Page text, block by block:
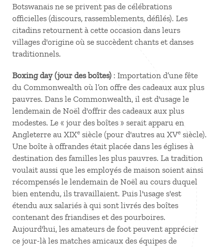
Botswanais ne se privent pas de célébrations
officielles (discours, rassemblements, défilés). Les
citadins retournent à cette occasion dans leurs
villages d'origine où se succèdent chants et danses
traditionnels.
Boxing day (jour des boîtes) : Importation d’une fête
du Commonwealth où l’on offre des cadeaux aux plus
pauvres. Dans le Commonwealth, il est d'usage le
lendemain de Noël d'offrir des cadeaux aux plus
modestes. Le « jour des boîtes » serait apparu en
Angleterre au XIXe siècle (pour d'autres au XVe siècle).
Une boîte à offrandes était placée dans les églises à
destination des familles les plus pauvres. La tradition
voulait aussi que les employés de maison soient ainsi
récompensés le lendemain de Noël au cours duquel
bien entendu, ils travaillaient. Puis l'usage s'est
étendu aux salariés à qui sont livrés des boîtes
contenant des friandises et des pourboires.
Aujourd'hui, les amateurs de foot peuvent apprécier
ce jour-là les matches amicaux des équipes de